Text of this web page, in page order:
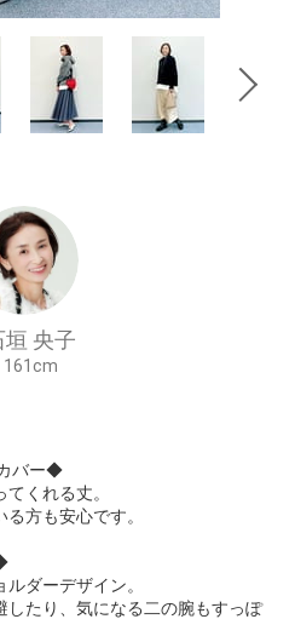
垣 央子
161cm
バー◆
くれる丈。
方も安心です。
ダーデザイン。
したり、気になる二の腕もすっぽ